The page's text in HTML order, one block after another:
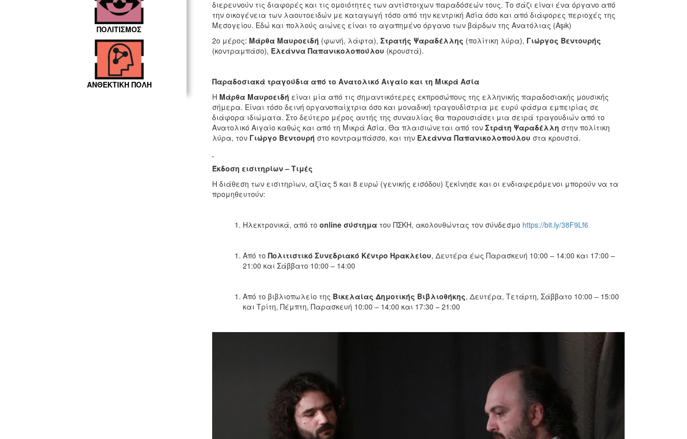
ΠΟΛΙΤΙΣΜΟΣ
ΑΝΘΕΚΤΙΚΗ ΠΟΛΗ
διερευνούν τις διαφορές και τις ομοιότητες των αντίστοιχων παραδόσεών τους. Το σάζι είναι ένα όργανο από
την οικογένεια των λαουτοειδών με καταγωγή τόσο από την κεντρική Ασία όσο και από διάφορες περιοχές της
Μεσογείου. Εδώ και πολλούς αιώνες είναι το αγαπημένο όργανο των βάρδων της Ανατόλιας (Aşık)
2ο μέρος: Μάρθα Μαυροειδή (φωνή, λάφτα), Στρατής Ψαραδέλλης (πολίτικη λύρα), Γιώργος Βεντουρής
(κοντραμπάσο), Ελεάννα Παπανικολοπούλου (κρουστά).
Παραδοσιακά τραγούδια από το Ανατολικό Αιγαίο και τη Μικρά Ασία
Η Μάρθα Μαυροειδή είναι μία από τις σημαντικότερες εκπροσώπους της ελληνικής παραδοσιακής μουσικής
σήμερα. Είναι τόσο δεινή οργανοπαίχτρια όσο και μοναδική τραγουδίστρια με ευρύ φάσμα εμπειρίας σε
διάφορα ιδιώματα. Στο δεύτερο μέρος αυτής της συναυλίας θα παρουσιάσει μια σειρά τραγουδιών από το
Ανατολικό Αιγαίο καθώς και από τη Μικρά Ασία. Θα πλαισιώνεται από τον Στράτη Ψαραδέλλη στην πολίτικη
λύρα, τον Γιώργο Βεντουρή στο κοντραμπάσσο, και την Ελεάννα Παπανικολοπούλου στα κρουστά.
Έκδοση εισιτηρίων – Τιμές
Η διάθεση των εισιτηρίων, αξίας 5 και 8 ευρώ (γενικής εισόδου) ξεκίνησε και οι ενδιαφερόμενοι μπορούν να τα
προμηθευτούν:
Ηλεκτρονικά, από το onlineσύστημα του ΠΣΚΗ, ακολουθώντας τον σύνδεσμο https://bit.ly/38F9Lf6
Από το Πολιτιστικό Συνεδριακό Κέντρο Ηρακλείου, Δευτέρα έως Παρασκευή 10:00 – 14:00 και 17:00 –
21:00 και Σάββατο 10:00 – 14:00
Από το βιβλιοπωλείο της Βικελαίας Δημοτικής Βιβλιοθήκης, Δευτέρα, Τετάρτη, Σάββατο 10:00 – 15:00
και Τρίτη, Πέμπτη, Παρασκευή 10:00 – 14:00 και 17:30 – 21:00